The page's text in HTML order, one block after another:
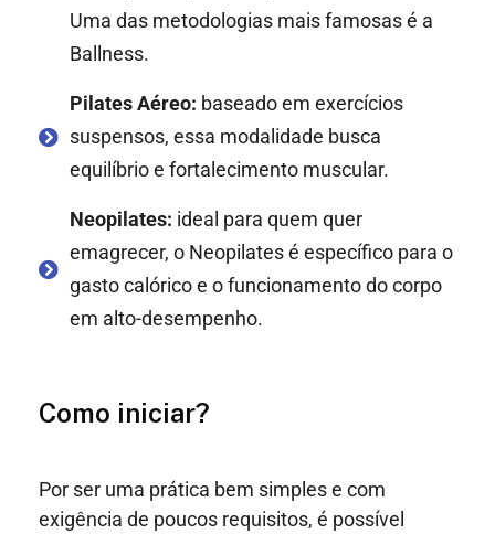
Uma das metodologias mais famosas é a
Ballness.
Pilates Aéreo: baseado em exercícios
suspensos, essa modalidade busca
equilíbrio e fortalecimento muscular.
Neopilates: ideal para quem quer
emagrecer, o Neopilates é específico para o
gasto calórico e o funcionamento do corpo
em alto-desempenho.
Como iniciar?
Por ser uma prática bem simples e com
exigência de poucos requisitos, é possível